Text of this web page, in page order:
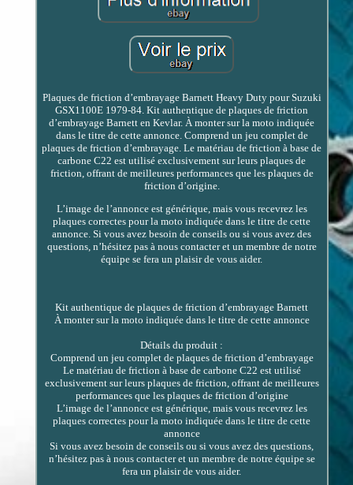
Plaques de friction d’embrayage Barnett Heavy Duty pour Suzuki
GSX1100E 1979-84. Kit authentique de plaques de friction
d’embrayage Barnett en Kevlar. À monter sur la moto indiquée
dans le titre de cette annonce. Comprend un jeu complet de
plaques de friction d’embrayage. Le matériau de friction à base de
carbone C22 est utilisé exclusivement sur leurs plaques de
friction, offrant de meilleures performances que les plaques de
friction d’origine.
L’image de l’annonce est générique, mais vous recevrez les
plaques correctes pour la moto indiquée dans le titre de cette
annonce. Si vous avez besoin de conseils ou si vous avez des
questions, n’hésitez pas à nous contacter et un membre de notre
équipe se fera un plaisir de vous aider.
Kit authentique de plaques de friction d’embrayage Barnett
À monter sur la moto indiquée dans le titre de cette annonce
Détails du produit :
Comprend un jeu complet de plaques de friction d’embrayage
Le matériau de friction à base de carbone C22 est utilisé
exclusivement sur leurs plaques de friction, offrant de meilleures
performances que les plaques de friction d’origine
L’image de l’annonce est générique, mais vous recevrez les
plaques correctes pour la moto indiquée dans le titre de cette
annonce
Si vous avez besoin de conseils ou si vous avez des questions,
n’hésitez pas à nous contacter et un membre de notre équipe se
fera un plaisir de vous aider.